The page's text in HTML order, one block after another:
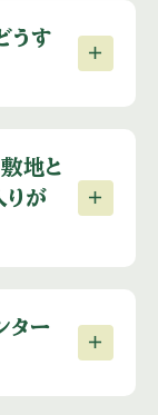
うす
地と
りが
ター